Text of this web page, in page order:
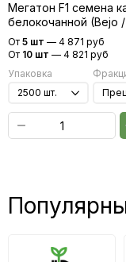
Мегатон F1 семена
белокочанной (Bejo
От 5 шт — 4 871 руб
От 10 шт — 4 821 руб
Упаковка